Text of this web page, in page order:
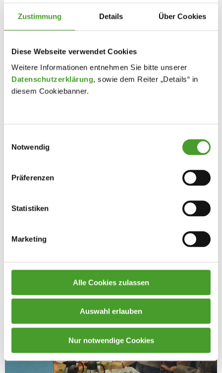
Zustimmung Details Über Cookies
Diese Webseite verwendet Cookies
Weitere Informationen entnehmen Sie bitte unserer
Datenschutzerklärung, sowie dem Reiter „Details“ in
diesem Cookiebanner.
Notwendig
Präferenzen
Statistiken
Marketing
Alle Cookies zulassen
Auswahl erlauben
Nur notwendige Cookies
später nach passenden Zitaten von Franziskus, die seine
Meinung zu dem Thema veranschaulichen könnten, stand
der Tag doch in seinem Zeichen. Ich wurde fündig:
„Für den Fortschritt meines Herzens verzichte ich gern auf
alle meine anderen Freuden.“